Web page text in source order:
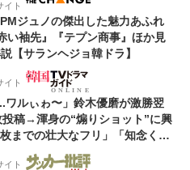
イト
ジュノの傑出した魅力あふれ
い袖先』『テプン商事』ほか見
【サランヘジョ韓ドラ】
イト
ワルぃゎ〜」鈴木優磨が激勝翌
投稿→渾身の“煽りショット”に興
までの壮大なフリ」「知念くん
け好きなんよw」
イト